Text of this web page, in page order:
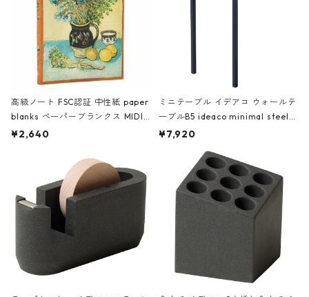
高級ノート FSC認証 中性紙 paper
blanks ペーパーブランクス MIDI
ハードカバー 罫線 ヴァン・ゴッホ
¥2,640
ミニテーブル イデアコ ウォールテ
ーブルB5 ideaco minimal steel f
urniture WALL Table B5 ネイビー
¥7,920